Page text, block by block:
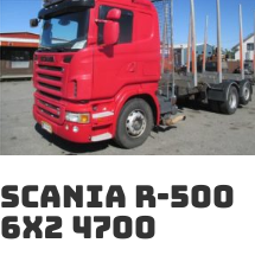
SCANIA R-500
6X2 4700